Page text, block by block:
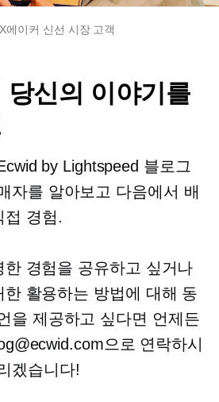
에이커 신선 시장 고객
당신의 이야기를
by Lightspeed 블로그
자를 알아보고 다음에서 배
접 경험.
한 경험을 공유하고 싶거나
한 활용하는 방법에 대해 동
을 제공하고 싶다면 언제든
으로 연락하시
겠습니다!